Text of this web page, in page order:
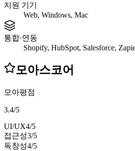
지원 기기
Web, Windows, Mac
통합·연동
Shopify, HubSpot, Salesforce,
모아스코어
모아평점
3.4/5
UI/UX4/5
접근성3/5
독창성4/5